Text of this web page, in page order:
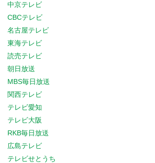
中京テレビ
CBCテレビ
名古屋テレビ
東海テレビ
読売テレビ
朝日放送
MBS毎日放送
関西テレビ
テレビ愛知
テレビ大阪
RKB毎日放送
広島テレビ
テレビせとうち